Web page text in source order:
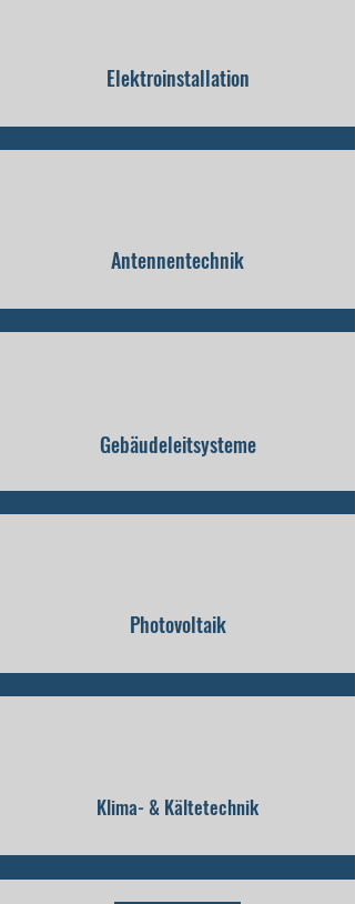
Elektroinstallation
Antennentechnik
Gebäudeleitsysteme
Photovoltaik
Klima- & Kältetechnik